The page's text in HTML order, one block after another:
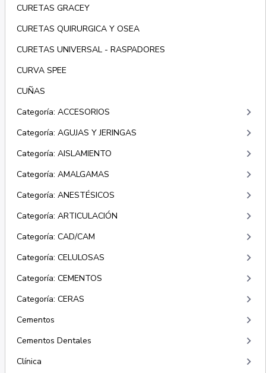
CURETAS GRACEY
CURETAS QUIRURGICA Y OSEA
CURETAS UNIVERSAL - RASPADORES
CURVA SPEE
CUÑAS
Categoría: ACCESORIOS
keyboard_arrow_right
Categoría: AGUJAS Y JERINGAS keyboard_arrow_right
Categoría: AISLAMIENTO keyboard_arrow_right
Categoría: AMALGAMAS keyboard_arrow_right
Categoría: ANESTÉSICOS keyboard_arrow_right
Categoría: ARTICULACIÓN keyboard_arrow_right
Categoría: CAD/CAM keyboard_arrow_right
Categoría: CELULOSAS keyboard_arrow_right
Categoría: CEMENTOS keyboard_arrow_right
Categoría: CERAS keyboard_arrow_right
Cementos keyboard_arrow_right
Cementos Dentales keyboard_arrow_right
Clínica keyboard_arrow_right